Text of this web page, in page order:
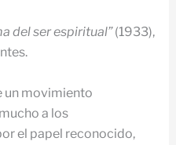
del ser espiritual”(1933),
un movimiento
a los
el papel reconocido,